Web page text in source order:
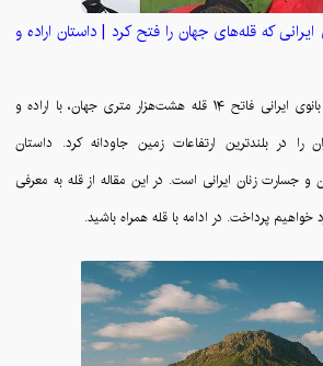
که قله‌های جهان را فتح کرد | داستان اراده و
افسانه حسامی‌فرد، نخستین بانوی ایرانی فاتح ۱۴ قله هشت‌هزار متری جهان، با اراده و
در بلندترین ارتفاعات زمین جاودانه کرد. داستان
و جسارت زنان ایرانی است. در این مقاله از قله به معرفی
پرداخت. در ادامه با قله همراه باشید.